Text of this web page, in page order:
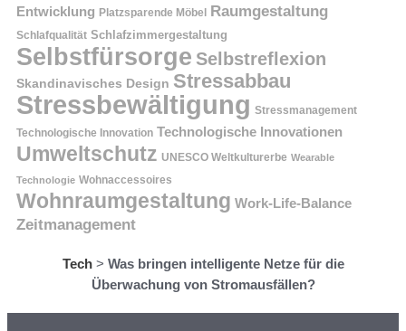
Entwicklung Platzsparende Möbel Raumgestaltung
Schlafqualität Schlafzimmergestaltung
Selbstfürsorge Selbstreflexion
Skandinavisches Design Stressabbau
Stressbewältigung Stressmanagement
Technologische Innovation Technologische Innovationen
Umweltschutz UNESCO Weltkulturerbe Wearable
Technologie Wohnaccessoires
Wohnraumgestaltung Work-Life-Balance
Zeitmanagement
Tech> Was bringen intelligente Netze für die
Überwachung von Stromausfällen?